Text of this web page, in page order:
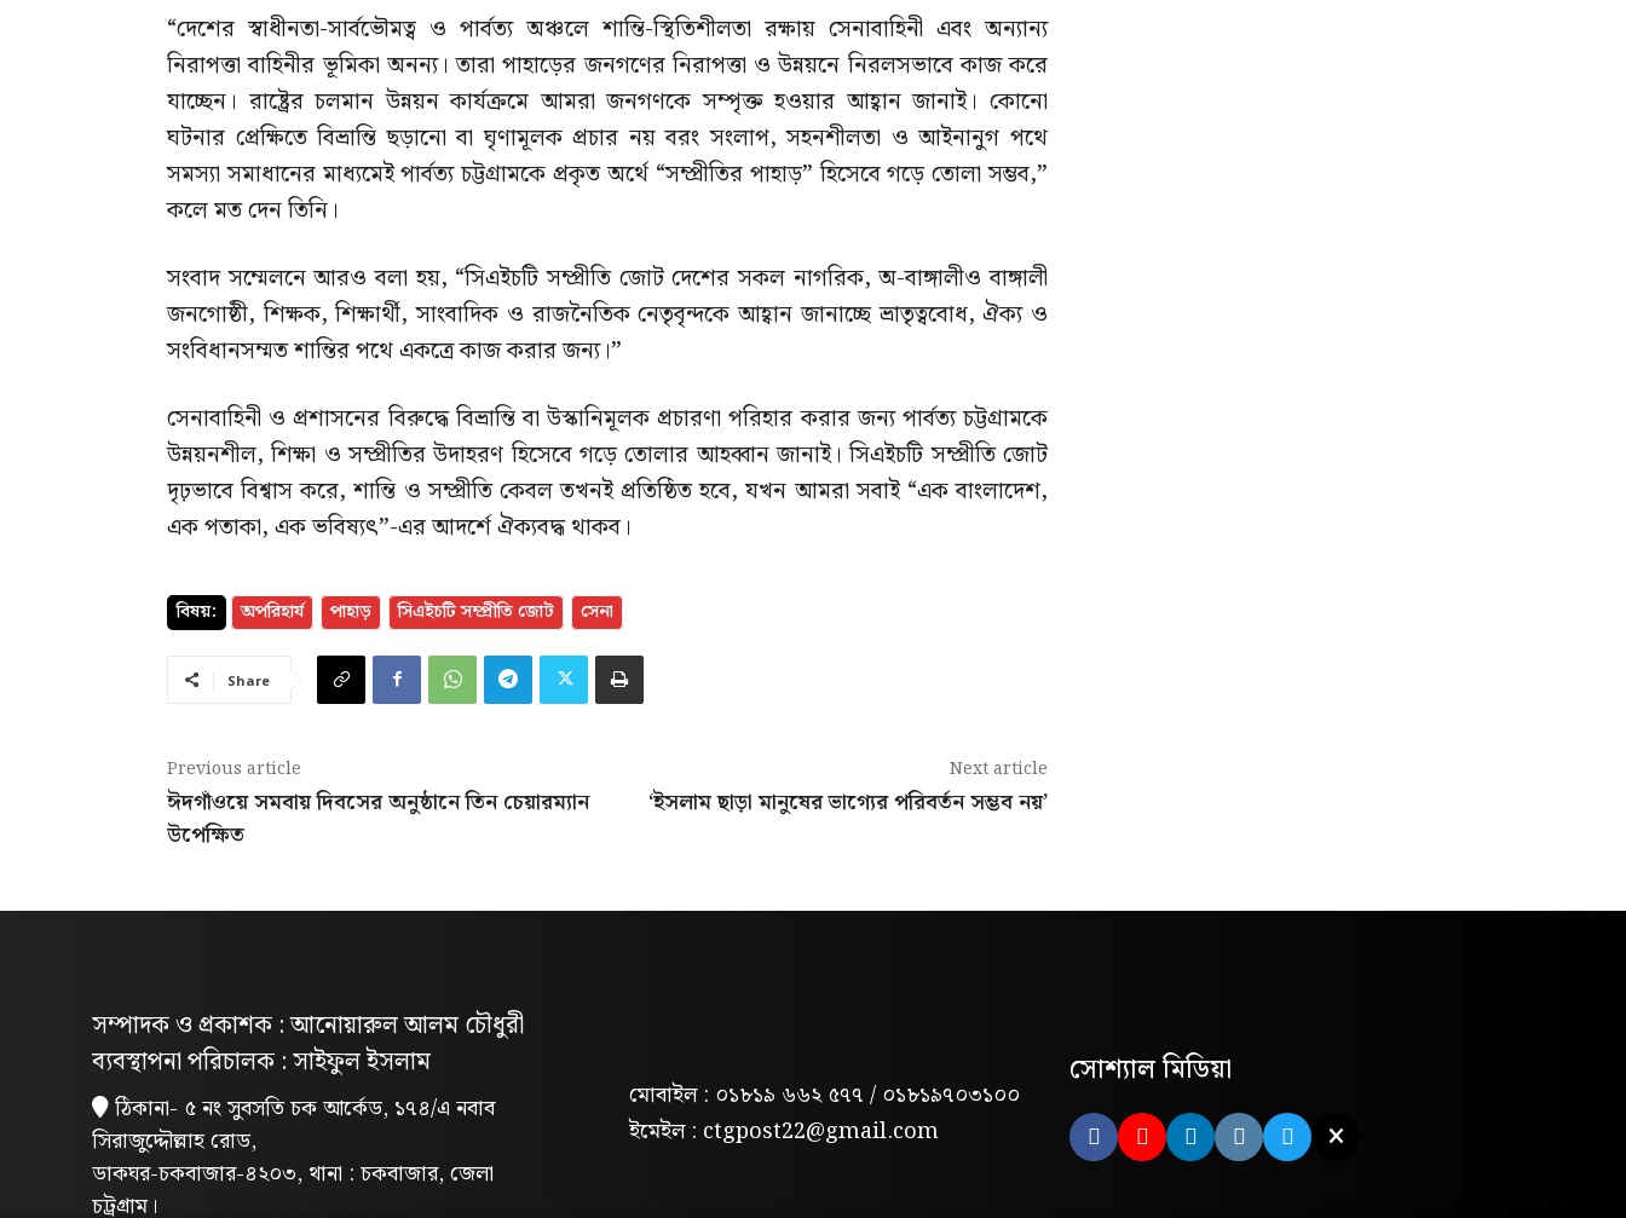
“দেশের স্বাধীনতা-সার্বভৌমত্ব ও পার্বত্য অঞ্চলে শান্তি-স্থিতিশীলতা রক্ষায় সেনাবাহিনী এবং অন্যান্য
নিরাপত্তা বাহিনীর ভূমিকা অনন্য। তারা পাহাড়ের জনগণের নিরাপত্তা ও উন্নয়নে নিরলসভাবে কাজ করে
যাচ্ছেন। রাষ্ট্রের চলমান উন্নয়ন কার্যক্রমে আমরা জনগণকে সম্পৃক্ত হওয়ার আহ্বান জানাই। কোনো
ঘটনার প্রেক্ষিতে বিভ্রান্তি ছড়ানো বা ঘৃণামূলক প্রচার নয় বরং সংলাপ, সহনশীলতা ও আইনানুগ পথে
সমস্যা সমাধানের মাধ্যমেই পার্বত্য চট্টগ্রামকে প্রকৃত অর্থে “সম্প্রীতির পাহাড়” হিসেবে গড়ে তোলা সম্ভব,”
কলে মত দেন তিনি।
সংবাদ সম্মেলনে আরও বলা হয়, “সিএইচটি সম্প্রীতি জোট দেশের সকল নাগরিক, অ-বাঙ্গালীও বাঙ্গালী
জনগোষ্ঠী, শিক্ষক, শিক্ষার্থী, সাংবাদিক ও রাজনৈতিক নেতৃবৃন্দকে আহ্বান জানাচ্ছে ভ্রাতৃত্ববোধ, ঐক্য ও
সংবিধানসম্মত শান্তির পথে একত্রে কাজ করার জন্য।”
সেনাবাহিনী ও প্রশাসনের বিরুদ্ধে বিভ্রান্তি বা উস্কানিমূলক প্রচারণা পরিহার করার জন্য পার্বত্য চট্টগ্রামকে
উন্নয়নশীল, শিক্ষা ও সম্প্রীতির উদাহরণ হিসেবে গড়ে তোলার আহব্বান জানাই। সিএইচটি সম্প্রীতি জোট
দৃঢ়ভাবে বিশ্বাস করে, শান্তি ও সম্প্রীতি কেবল তখনই প্রতিষ্ঠিত হবে, যখন আমরা সবাই “এক বাংলাদেশ,
এক পতাকা, এক ভবিষ্যৎ”-এর আদর্শে ঐক্যবদ্ধ থাকব।
বিষয়: অপরিহার্য পাহাড় সিএইচটি সম্প্রীতি জোট সেনা
Share
Previous article
ঈদগাঁওয়ে সমবায় দিবসের অনুষ্ঠানে তিন চেয়ারম্যান
উপেক্ষিত
Next article
‘ইসলাম ছাড়া মানুষের ভাগ্যের পরিবর্তন সম্ভব নয়’
সম্পাদক ও প্রকাশক : আনোয়ারুল আলম চৌধুরী
ব্যবস্থাপনা পরিচালক : সাইফুল ইসলাম
ঠিকানা- ৫ নং সুবসতি চক আর্কেড, ১৭৪/এ নবাব
সিরাজুদ্দৌল্লাহ রোড,
ডাকঘর-চকবাজার-৪২০৩, থানা : চকবাজার, জেলা
চট্রগ্রাম।
মোবাইল : ০১৮১৯ ৬৬২ ৫৭৭ / ০১৮১৯৭০৩১০০
ইমেইল : ctgpost22@gmail.com
সোশ্যাল মিডিয়া